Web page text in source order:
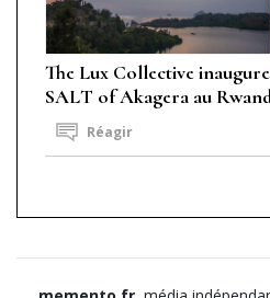
The Lux Collective
SALT of Akagera au
Réagir